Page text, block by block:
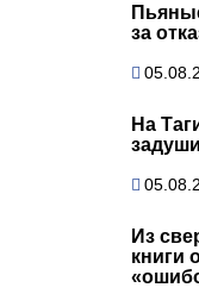
за
На
Из
книги